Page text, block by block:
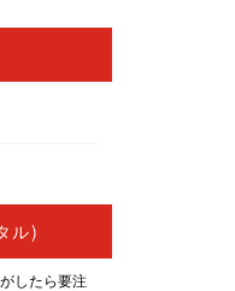
ル)
したら要注